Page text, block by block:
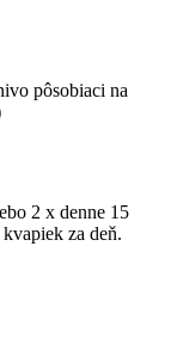
pôsobiaci na
2 x denne 15
za deň.